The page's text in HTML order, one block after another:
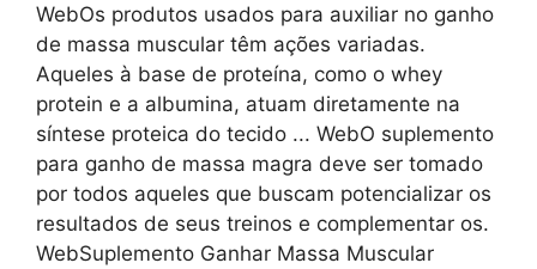
WebOs produtos usados para auxiliar no ganho
de massa muscular têm ações variadas.
Aqueles à base de proteína, como o whey
protein e a albumina, atuam diretamente na
síntese proteica do tecido ... WebO suplemento
para ganho de massa magra deve ser tomado
por todos aqueles que buscam potencializar os
resultados de seus treinos e complementar os.
WebSuplemento Ganhar Massa Muscular